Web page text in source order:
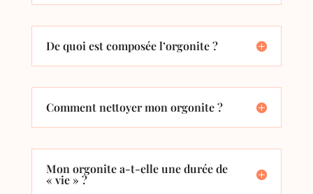
De quoi est composée l’orgonite ?
Comment nettoyer mon orgonite ?
Mon orgonite a-t-elle une durée de
« vie » ?